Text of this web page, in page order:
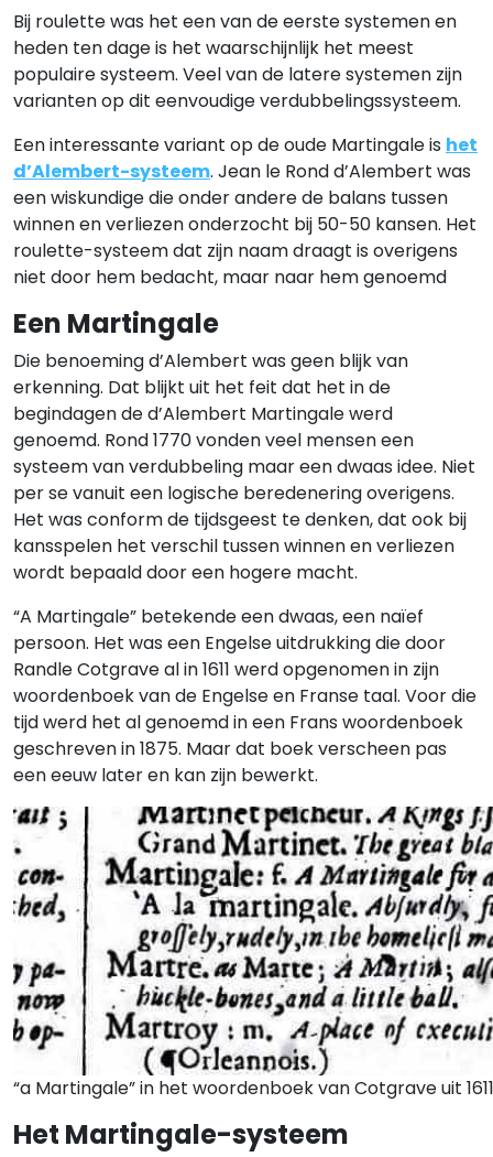
Bij roulette was het een van de eerste systemen en
heden ten dage is het waarschijnlijk het meest
populaire systeem. Veel van de latere systemen zijn
varianten op dit eenvoudige verdubbelingssysteem.
Een interessante variant op de oude Martingale is het
d’Alembert-systeem. Jean le Rond d’Alembert was
een wiskundige die onder andere de balans tussen
winnen en verliezen onderzocht bij 50-50 kansen. Het
roulette-systeem dat zijn naam draagt is overigens
niet door hem bedacht, maar naar hem genoemd
Een Martingale
Die benoeming d’Alembert was geen blijk van
erkenning. Dat blijkt uit het feit dat het in de
begindagen de d’Alembert Martingale werd
genoemd. Rond 1770 vonden veel mensen een
systeem van verdubbeling maar een dwaas idee. Niet
per se vanuit een logische beredenering overigens.
Het was conform de tijdsgeest te denken, dat ook bij
kansspelen het verschil tussen winnen en verliezen
wordt bepaald door een hogere macht.
“A Martingale” betekende een dwaas, een naïef
persoon. Het was een Engelse uitdrukking die door
Randle Cotgrave al in 1611 werd opgenomen in zijn
woordenboek van de Engelse en Franse taal. Voor die
tijd werd het al genoemd in een Frans woordenboek
geschreven in 1875. Maar dat boek verscheen pas
een eeuw later en kan zijn bewerkt.
“a Martingale” in het woordenboek van Cotgrave uit 1611
Het Martingale-systeem